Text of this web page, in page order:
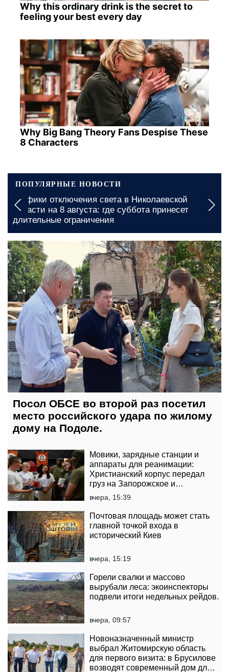
Why this ordinary drink is the secret to
feeling your best every day
Why Big Bang Theory Fans Despise These
8 Characters
ПОПУЛЯРНЫЕ НОВОСТИ
Дефицит продуктов в Днепропетровской области:
какие товары могут стать редкостью в магазинах
сегодня, 09:13
Посол ОБСЕ во второй раз посетил
место российского удара по жилому
дому на Подоле.
Мовики, зарядные станции и
аппараты для реанимации:
Христианский корпус передал
груз на Запорожское и
Покровское направления
вчера, 15:39
Почтовая площадь может стать
главной точкой входа в
исторический Киев
вчера, 15:19
Горели свалки и массово
вырубали леса: экоинспекторы
подвели итоги недельных рейдов.
вчера, 09:57
Новоназначенный министр
выбрал Житомирскую область
для первого визита: в Брусилове
возводят современный дом для